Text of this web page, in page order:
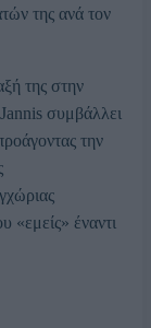
της ανά τον
της στην
συμβάλλει
την
«εμείς» έναντι